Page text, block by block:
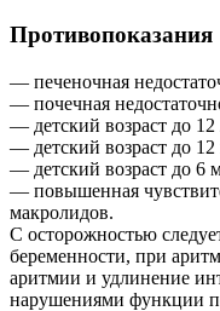
Противопоказания
— печеночная
— почечная
— детский возраст до 12
— детский возраст до
— детский возраст до 6
— повышенная
макролидов.
С осторожностью
беременности, при
аритмии и удлинение
нарушениями функции